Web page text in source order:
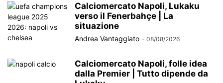
Calciomercato Napoli, Lukaku
verso il Fenerbahçe | La
situazione
Andrea Vantaggiato - 08/08/2026
Calciomercato Napoli, folle idea
dalla Premier | Tutto dipende da